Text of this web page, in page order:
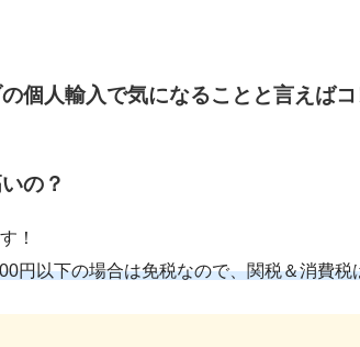
個人輸入で気になることと言えばコ
の？
！
円以下の場合は免税なので、関税＆消費税